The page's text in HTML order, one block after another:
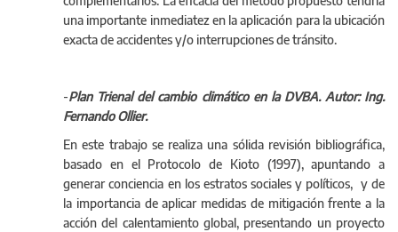
etc., con el posible envío de imágenes e informes
complementarios. La eficacia del método propuesto tendría
-Plan Trienal del cambio climático en la DVBA. Autor: Ing.
Fernando Ollier.
En este trabajo se realiza una sólida revisión bibliográfica,
basado en el Protocolo de Kioto (1997), apuntando a
generar conciencia en los estratos sociales y políticos, y de